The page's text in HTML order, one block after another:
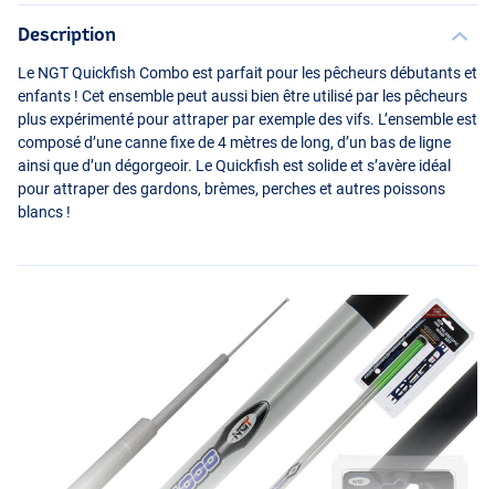
Description
Le NGTQuickfish Combo est parfait pour les pêcheurs débutants et
enfants ! Cet ensemble peut aussi bien être utilisé par les pêcheurs
plus expérimenté pour attraper par exemple des vifs. L’ensemble est
composé d’une canne fixe de 4 mètres de long, d’un bas de ligne
ainsi que d’un dégorgeoir. Le Quickfish est solide et s’avère idéal
pour attraper des gardons, brèmes, perches et autres poissons
blancs !